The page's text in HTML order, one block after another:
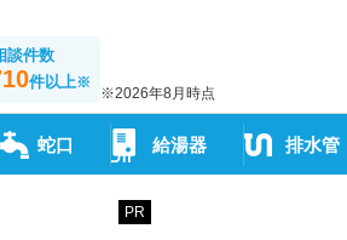
談件数
件以上※
※2026年8月時点
蛇口 給湯器 排水管
PR